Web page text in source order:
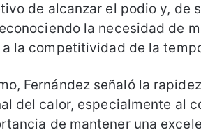
de alcanzar el podio y, de
la necesidad de
la competitividad de la
Fernández señaló la
del calor, especialmente al
de mantener una